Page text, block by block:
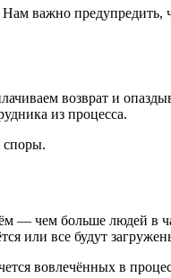
важно предупредить,
возврат и
из процесса.
споры.
— чем больше людей в
или все будут
вовлечённых в